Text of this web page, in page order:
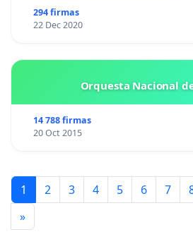
2011 (informes disponibles,
recomendaciones en:
294 firmas
22 Dec 2020
Orquesta Nacional
14 788 firmas
20 Oct 2015
1 2 3 4 5 6 7
»